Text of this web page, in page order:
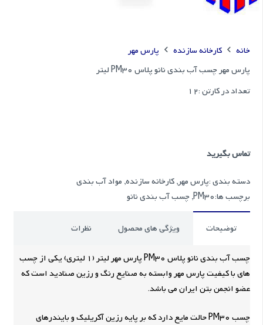
خانه کارخانه سازنده
پارس مهر
پارس مهر چسب آب بندی نانو پلاس PM30 لیتر
تعداد در کارتن :12
تماس بگیرید
دسته بندی :پارس مهر,کارخانه سازنده, مواد آب بندی
برچسب ها:PM30
,چسب آب بندی نانو
توضیحات ویژگی های محصول نظرات
چسب آب بندی نانو پلاس PM30 پارس مهر لیتر (1 لیتری) یکی از چسب
های با کیفیت پارس مهر وابسته به صنایع رنگ و رزین صنادید است که
عضو انجمن بتن ایران می باشد.
چسب PM30 حالت مایع دارد که بر پایه رزین آکریلیک و بایندرهای